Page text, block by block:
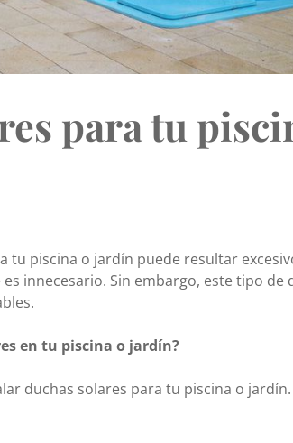
para tu
tu piscina o jardín puede resultar
innecesario. Sin embargo, este tipo de
en tu piscina o jardín?
duchas solares para tu piscina o jardín.